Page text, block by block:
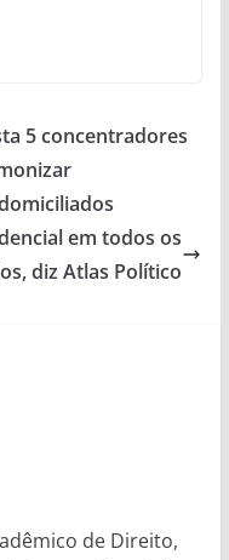
5 concentradores
em todos os
diz Atlas Político
de Direito,